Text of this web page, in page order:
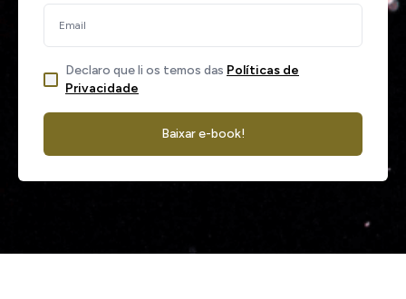
Declaro que li os temos das Políticas de
Privacidade
Baixar e-book!